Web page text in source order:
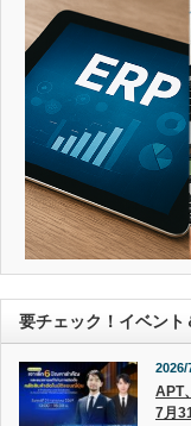
要チェック！イベント
2026/
APT
7月